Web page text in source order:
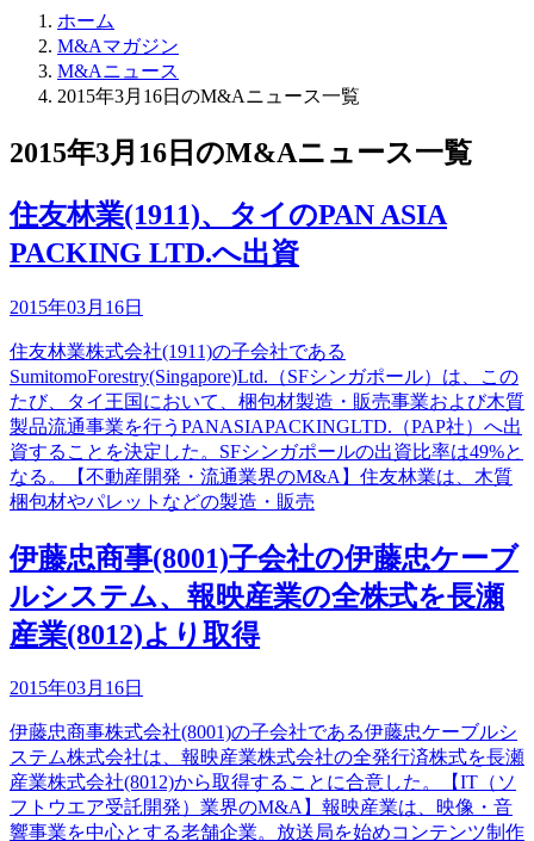
ホーム
M&Aマガジン
M&Aニュース
2015年3月16日のM&Aニュース一覧
2015年3月16日のM&Aニュース一覧
住友林業(1911)、タイのPAN ASIA
PACKING LTD.へ出資
2015年03月16日
住友林業株式会社(1911)の子会社である
SumitomoForestry(Singapore)Ltd.（SFシンガポール）は、この
たび、タイ王国において、梱包材製造・販売事業および木質
製品流通事業を行うPANASIAPACKINGLTD.（PAP社）へ出
資することを決定した。SFシンガポールの出資比率は49%と
なる。【不動産開発・流通業界のM&A】住友林業は、木質
梱包材やパレットなどの製造・販売
伊藤忠商事(8001)子会社の伊藤忠ケーブ
ルシステム、報映産業の全株式を長瀬
産業(8012)より取得
2015年03月16日
伊藤忠商事株式会社(8001)の子会社である伊藤忠ケーブルシ
ステム株式会社は、報映産業株式会社の全発行済株式を長瀬
産業株式会社(8012)から取得することに合意した。【IT（ソ
フトウエア受託開発）業界のM&A】報映産業は、映像・音
響事業を中心とする老舗企業。放送局を始めコンテンツ制作